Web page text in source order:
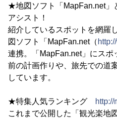
★地図ソフト「MapFan.net」
アシスト！
紹介しているスポットを網羅
図ソフト「MapFan.net（
連携。「MapFan.net」にス
前の計画作りや、旅先での道
しています。
★特集人気ランキング
これまで公開した「観光楽地